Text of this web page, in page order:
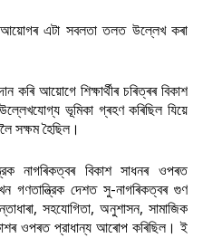
এটা সবলতা তলত উল্লেখ কৰা
কৰি আয়োগে শিক্ষাৰ্থীৰ চৰিত্ৰৰ বিকাশ
ভূমিকা গ্ৰহণ কৰিছিল যিয়ে
সক্ষম হৈছিল।
নাগৰিকত্বৰ বিকাশ সাধনৰ ওপৰত
গণতান্ত্রিক দেশত সু-নাগৰিকত্বৰ গুণ
সহযোগিতা, অনুশাসন, সামাজিক
ওপৰত প্রাধান্য আৰোপ কৰিছিল। ই